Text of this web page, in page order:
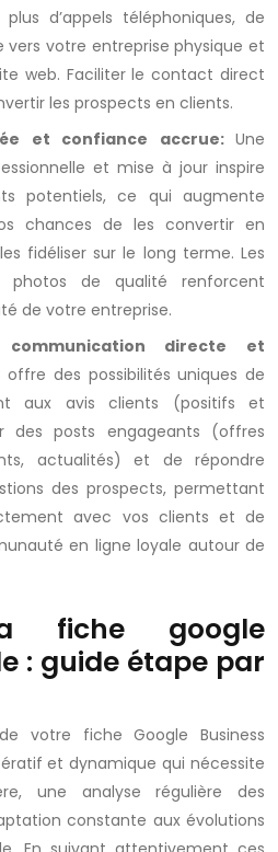
d’appels téléphoniques, de
vers votre entreprise physique et
web. Faciliter le contact direct
les prospects en clients.
et confiance accrue: Une
et mise à jour inspire
potentiels, ce qui augmente
chances de les convertir en
fidéliser sur le long terme. Les
de qualité renforcent
de votre entreprise.
directe et
offre des possibilités uniques de
aux avis clients (positifs et
des posts engageants (offres
actualités) et de répondre
des prospects, permettant
avec vos clients et de
en ligne loyale autour de
fiche google
: guide étape par
votre fiche Google Business
et dynamique qui nécessite
une analyse régulière des
constante aux évolutions